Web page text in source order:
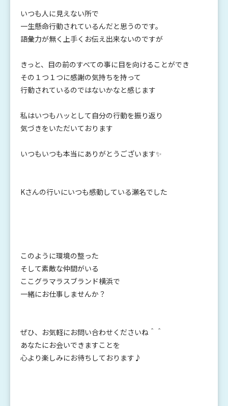
いつも人に見えない所で
一生懸命行動されているんだと思うのです。
語彙力が無く上手くお伝え出来ないのですが
きっと、目の前のすべての事に目を向けることができ
その１つ１つに感謝の気持ちを持って
行動されているのではないかなと感じます
私はいつもハッとして自分の行動を振り返り
気づきをいただいております
いつもいつも本当にありがとうございます✨
Kさんの行いにいつも感動している瀬名でした
このように環境の整った
そして素敵な仲間がいる
ここグラマラスブランド横浜で
一緒にお仕事しませんか？
ぜひ、お気軽にお問い合わせくださいね＾＾
あなたにお会いできますことを
心より楽しみにお待ちしております♪